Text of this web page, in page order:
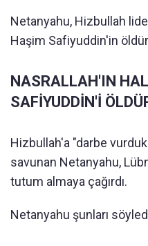
Netanyahu, Hizbullah
Haşim Safiyuddin'in
NASRALLAH'IN
SAFİYUDDİN'İ
Hizbullah'a "darbe
savunan Netanyahu,
tutum almaya çağırdı.
Netanyahu şunları